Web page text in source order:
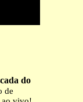
do
de